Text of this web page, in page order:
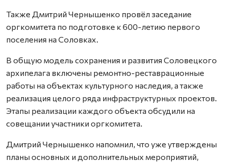
Также Дмитрий Чернышенко провёл заседание
оргкомитета по подготовке к 600-летию первого
поселения на Соловках.
В общую модель сохранения и развития Соловецкого
архипелага включены ремонтно-реставрационные
работы на объектах культурного наследия, а также
реализация целого ряда инфраструктурных проектов.
Этапы реализации каждого объекта обсудили на
совещании участники оргкомитета.
Дмитрий Чернышенко напомнил, что уже утверждены
планы основных и дополнительных мероприятий,